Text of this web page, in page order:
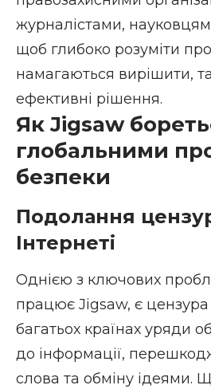
журналістами,
щоб глибоко розуміти
намагаються вирішити,
ефективні рішення.
Як Jigsaw
глобальними
безпеки
Подолання
Інтернеті
Однією з ключових
працює Jigsaw, є цензура
багатьох країнах уряди
до інформації,
слова та обміну ідеями.